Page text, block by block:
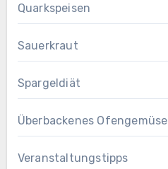
Quarkspeisen
Sauerkraut
Spargeldiät
Überbackenes Ofengemüse
Veranstaltungstipps